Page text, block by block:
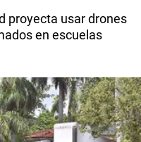
proyecta usar drones
en escuelas